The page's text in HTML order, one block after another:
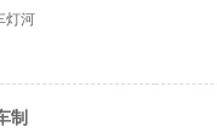
灯河
制